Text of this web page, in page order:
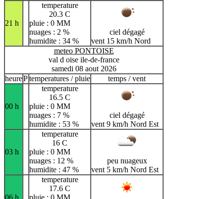
21 h
temperature
20.3 C
pluie : 0 MM
nuages : 2 %
humidite : 34 %
ciel dégagé
vent 15 km/h Nord
meteo PONTOISE
val d oise ile-de-france
samedi 08 aout 2026
heurePtemperatures / pluie temps / vent
00 h
temperature
16.5 C
pluie : 0 MM
nuages : 7 %
humidite : 53 %
ciel dégagé
vent 9 km/h Nord Est
03 h
temperature
16 C
pluie : 0 MM
nuages : 12 %
humidite : 47 %
peu nuageux
vent 5 km/h Nord Est
06 h
temperature
17.6 C
pluie : 0 MM